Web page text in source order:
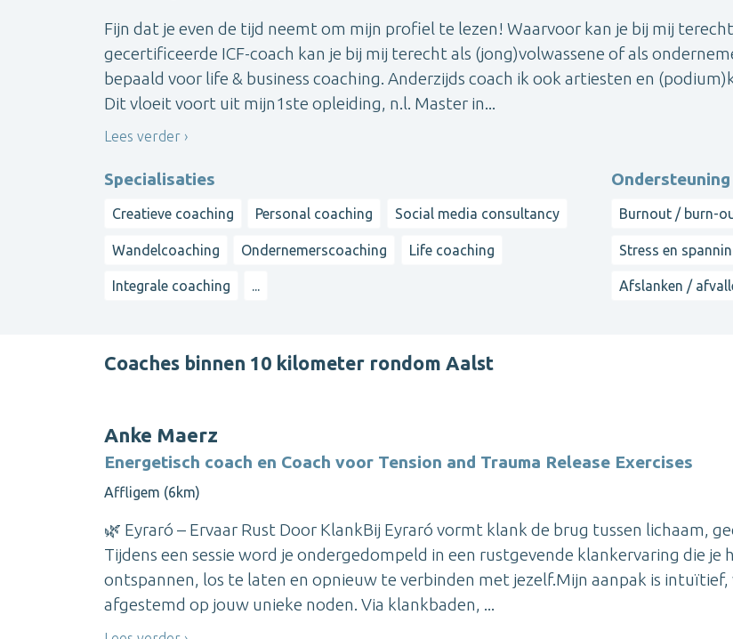
Fijn dat je even de tijd neemt om mijn profiel te lezen! Waarvoor kan je bij mij
gecertificeerde ICF-coach kan je bij mij terecht als (jong)volwassene of als
bepaald voor life & business coaching. Anderzijds coach ik ook artiesten en
Dit vloeit voort uit mijn1ste opleiding, n.l. Master in...
Lees verder
Specialisaties
Creatieve coaching Personal coaching Social media consultancy
Wandelcoaching Ondernemerscoaching Life coaching
Integrale coaching ...
Burnout / burn-
Stress en
Afslanken /
Coaches binnen 10 kilometer rondom Aalst
Anke Maerz
Energetisch coach en Coach voor Tension and Trauma Release Exercises
Affligem (6km)
🌿 Eyraró – Ervaar Rust Door KlankBij Eyraró vormt klank de brug tussen lichaam,
Tijdens een sessie word je ondergedompeld in een rustgevende klankervaring die je
ontspannen, los te laten en opnieuw te verbinden met jezelf.Mijn aanpak is intuïtief,
afgestemd op jouw unieke noden. Via klankbaden, ...